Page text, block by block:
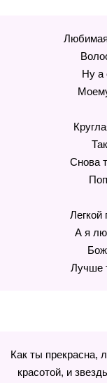
Ну а
Снова
Легкой
А я
Лучше
Как ты прекрасна,
красотой, и